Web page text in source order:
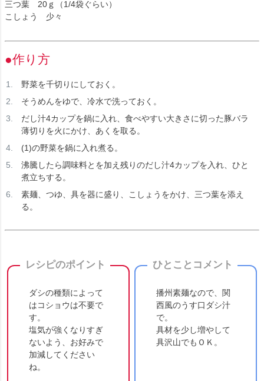
三つ葉 20ｇ（1/4袋ぐらい）
こしょう 少々
●作り方
野菜を千切りにしておく。
そうめんをゆで、冷水で洗っておく。
だし汁4カップを鍋に入れ、食べやすい大きさに切った豚バラ
薄切りを火にかけ、あくを取る。
(1)の野菜を鍋に入れ煮る。
沸騰したら調味料とを加え残りのだし汁4カップを入れ、ひと
煮立ちする。
素麺、つゆ、具を器に盛り、こしょうをかけ、三つ葉を添え
る。
レシピのポイント
ダシの種類によって
はコショウは不要で
す。
塩気が強くなりすぎ
ないよう、お好みで
加減してください
ね。
ひとことコメント
播州素麺なので、関
西風のうす口ダシ汁
で。
具材を少し増やして
具沢山でもＯＫ。